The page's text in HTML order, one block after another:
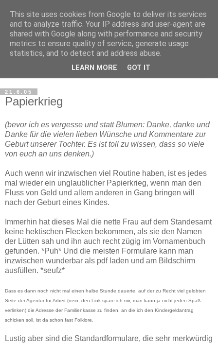
Haltungsturnen
Niveau sieht nur von unten aus wie Arroganz.
21.6.05
Papierkrieg
(bevor ich es vergesse und statt Blumen: Danke, danke und
Danke für die vielen lieben Wünsche und Kommentare zur
Geburt unserer Tochter. Es ist toll zu wissen, dass so viele
von euch an uns denken.)
Auch wenn wir inzwischen viel Routine haben, ist es jedes
mal wieder ein unglaublicher Papierkrieg, wenn man den
Fluss von Geld und allem anderen in Gang bringen will
nach der Geburt eines Kindes.
Immerhin hat dieses Mal die nette Frau auf dem Standesamt
keine hektischen Flecken bekommen, als sie den Namen
der Lütten sah und ihn auch recht zügig im Vornamenbuch
gefunden. *Puh* Und die meisten Formulare kann man
inzwischen wunderbar als pdf laden und am Bildschirm
ausfüllen. *seufz*
Dass es dann noch nicht mal einen halbe Stunde dauerte, auf der zu Recht viel gelobten
Seite der Agentur für Arbeit (nein, den Link spare ich mir, man kann ja nicht jeden Spaß
verlinken) die Adresse der Familienkasse zu finden, an die ich den Kindergeldantrag
schicken soll, ist da schon fast Folklore.
Lustig aber sind die Standardformulare, die sehr merkwürdig
This site uses cookies from Google to deliver its services
and to analyze traffic. Your IP address and user-agent are
shared with Google along with performance and security
metrics to ensure quality of service, generate usage
statistics, and to detect and address abuse.
LEARN MORE GOT IT